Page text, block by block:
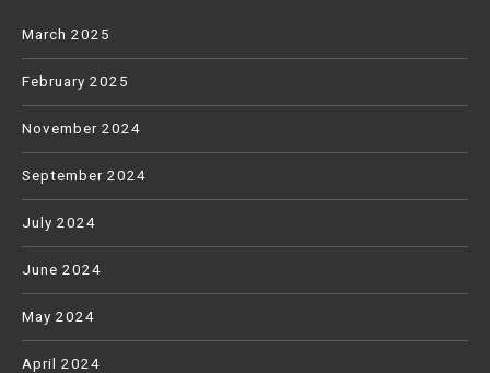
March 2025
February 2025
November 2024
September 2024
July 2024
June 2024
May 2024
April 2024